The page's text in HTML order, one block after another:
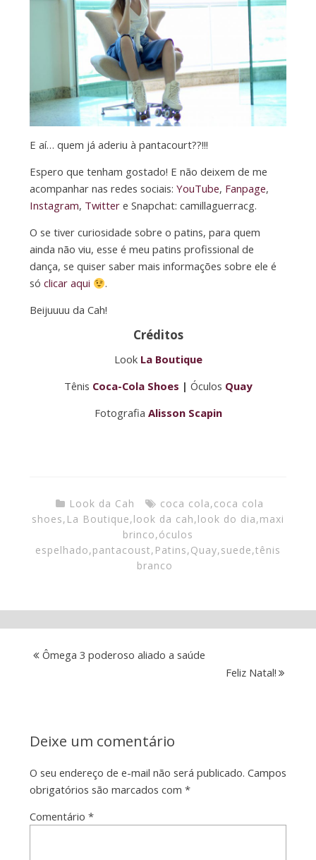
E aí… quem já aderiu à pantacourt??!!!
Espero que tenham gostado! E não deixem de me
acompanhar nas redes sociais: YouTube, Fanpage,
Instagram, Twittere Snapchat: camillaguerracg.
O se tiver curiosidade sobre o patins, para quem
ainda não viu, esse é meu patins profissional de
dança, se quiser saber mais informações sobre ele é
só clicar aqui
.
Beijuuuu da Cah!
Créditos
Look La Boutique
Tênis Coca-Cola Shoes | Óculos Quay
Fotografia Alisson Scapin
Look da Cah coca cola,coca cola
shoes, La Boutique,look da cah,look do dia,maxi
brinco,óculos
espelhado,pantacoust, Patins,Quay,suede,tênis
branco
Ômega 3 poderoso aliado a saúde
Feliz Natal!
Deixe um comentário
O seu endereço de e-mail não será publicado. Campos
obrigatórios são marcados com *
Comentário *